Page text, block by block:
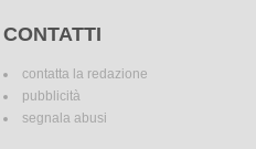
CONTATTI
contatta la redazione
pubblicità
segnala abusi